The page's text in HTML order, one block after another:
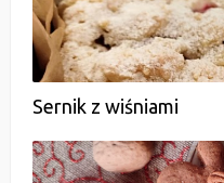
Sernik z wiśniami